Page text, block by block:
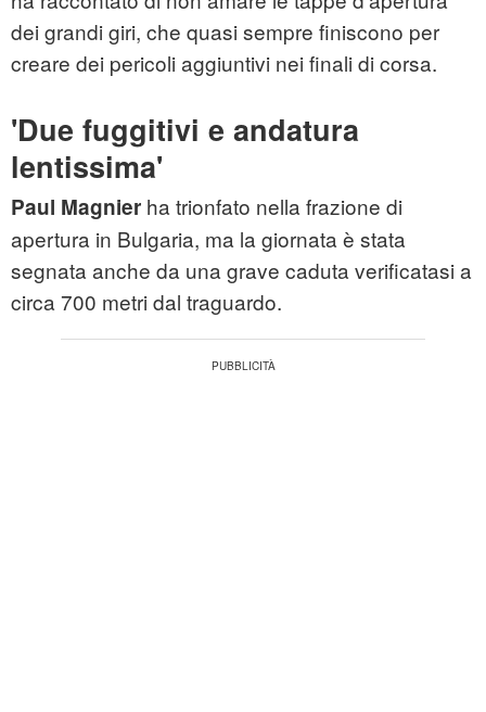
dei grandi giri, che quasi sempre finiscono per
creare dei pericoli aggiuntivi nei finali di corsa.
'Due fuggitivi e andatura
lentissima'
Paul Magnier ha trionfato nella frazione di
apertura in Bulgaria, ma la giornata è stata
segnata anche da una grave caduta verificatasi a
circa 700 metri dal traguardo.